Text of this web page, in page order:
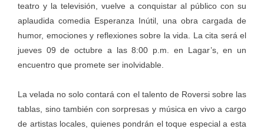
teatro y la televisión, vuelve a conquistar al público con su
aplaudida comedia Esperanza Inútil, una obra cargada de
humor, emociones y reflexiones sobre la vida. La cita será el
jueves 09 de octubre a las 8:00 p.m. en Lagar’s, en un
encuentro que promete ser inolvidable.
La velada no solo contará con el talento de Roversi sobre las
tablas, sino también con sorpresas y música en vivo a cargo
de artistas locales, quienes pondrán el toque especial a esta